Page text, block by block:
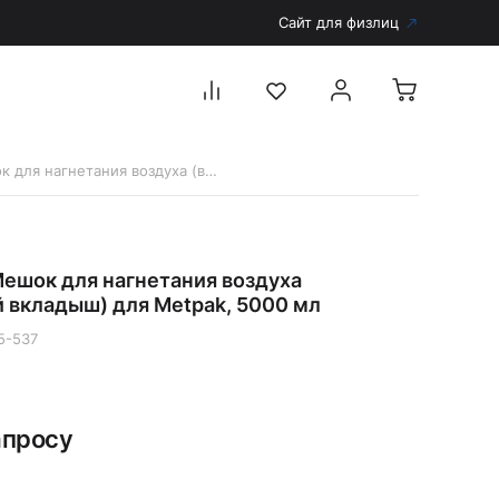
Сайт для физлиц
Перейти в каталог
Аксессуары для дерматоскопов
Дерматоскопы
Аккумуляторы и зарядные устройства
11235-537 Мешок для нагнетания воздуха (внутренний вкладыш) для Metpak, 5000 мл
для нагнетания воздуха
вкладыш) для Metpak, 5000 мл
537